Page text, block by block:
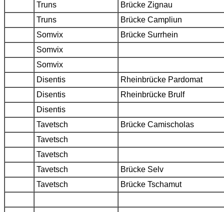
Truns
Brücke Zignau
Truns
Brücke Campliun
Somvix
Brücke Surrhein
Somvix
Somvix
Disentis
Rheinbrücke Pardomat
Disentis
Rheinbrücke Brulf
Disentis
Tavetsch
Brücke Camischolas
Tavetsch
Tavetsch
Tavetsch
Brücke Selv
Tavetsch
Brücke Tschamut